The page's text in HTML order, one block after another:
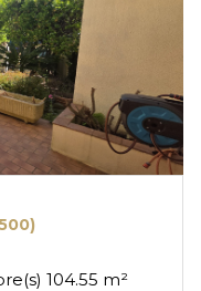
Maison 4 pièce(s) 3 chambre(s) 104.55 m²